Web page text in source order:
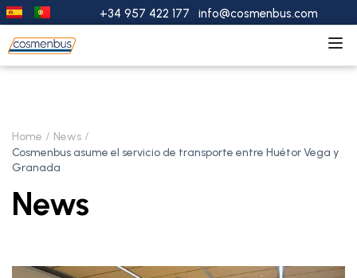
+34 957 422 177 · info@cosmenbus.com
Home
News
Cosmenbus asume el servicio de transporte entre Huétor Vega y
Granada
News